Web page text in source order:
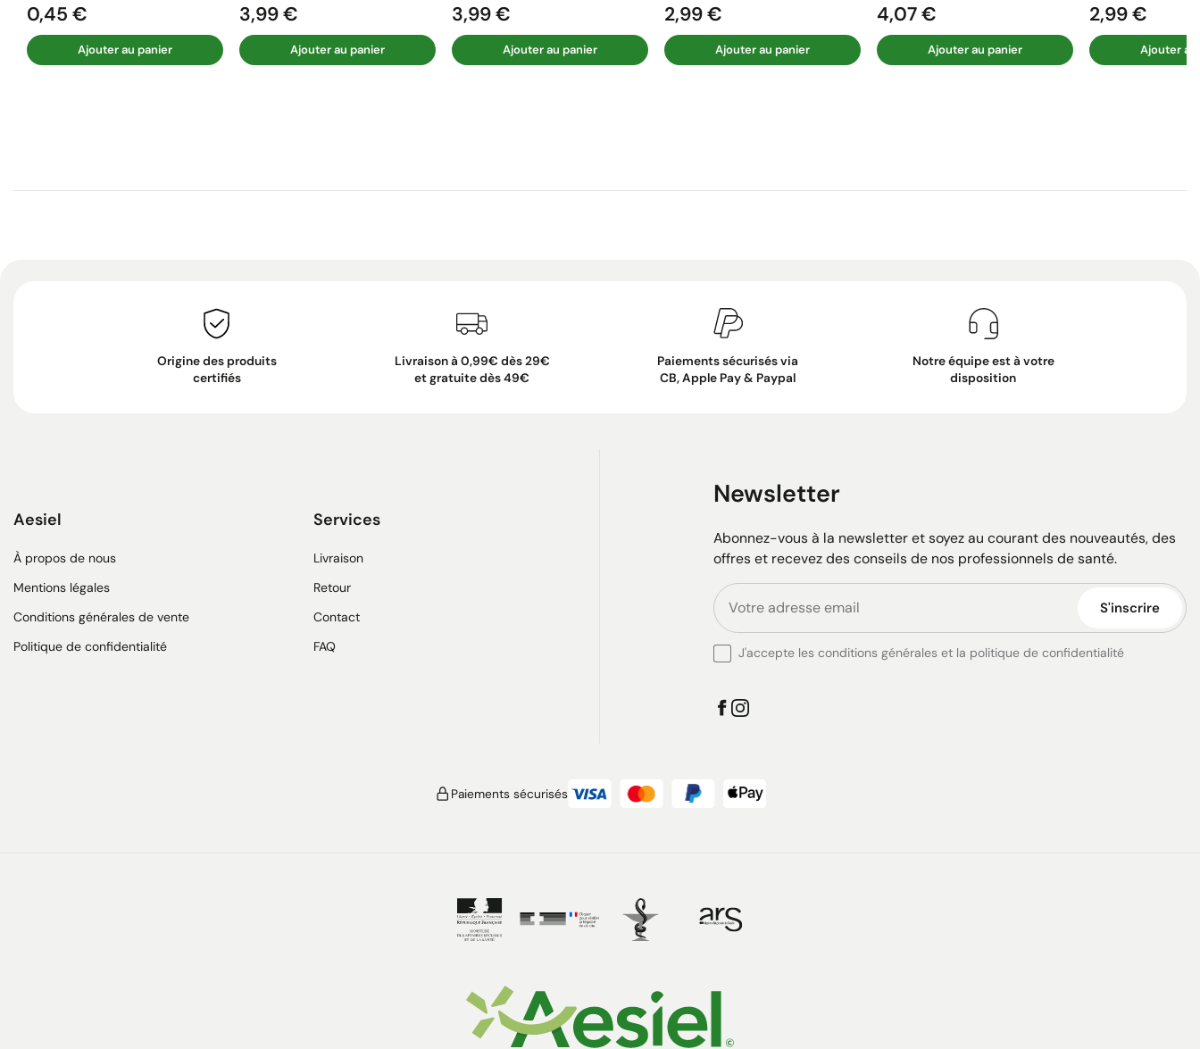
Prix
0,45 €
Ajouter au panier
Prix
3,99 €
Ajouter au panier
Prix
3,99 €
Ajouter au panier
Prix
2,99 €
Ajouter au panier
Prix
4,07 €
Ajouter au panier
Prix
2,99 €
Ajouter au
Origine des produits
certifiés
Livraison à 0,99€ dès 29€
et gratuite dès 49€
Paiements sécurisés via
CB, Apple Pay & Paypal
Notre équipe est à votre
disposition
Aesiel
À propos de nous
Mentions légales
Conditions générales de vente
Politique de confidentialité
Services
Livraison
Retour
Contact
FAQ
Newsletter
Abonnez-vous à la newsletter et soyez au courant des nouveautés, des
offres et recevez des conseils de nos professionnels de santé.
S'inscrire
J'accepte les conditions générales et la politique de confidentialité
Paiements sécurisés